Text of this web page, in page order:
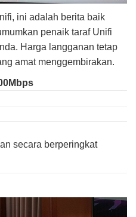
ini adalah berita baik
penaik taraf Unifi
Harga langganan tetap
amat menggembirakan.
secara berperingkat